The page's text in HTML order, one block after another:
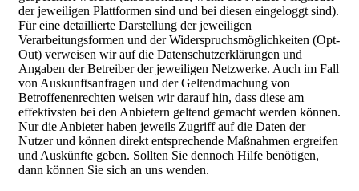
der jeweiligen Plattformen sind und bei diesen eingeloggt sind).
Für eine detaillierte Darstellung der jeweiligen
Verarbeitungsformen und der Widerspruchsmöglichkeiten (Opt-
Out) verweisen wir auf die Datenschutzerklärungen und
Angaben der Betreiber der jeweiligen Netzwerke. Auch im Fall
von Auskunftsanfragen und der Geltendmachung von
Betroffenenrechten weisen wir darauf hin, dass diese am
effektivsten bei den Anbietern geltend gemacht werden können.
Nur die Anbieter haben jeweils Zugriff auf die Daten der
Nutzer und können direkt entsprechende Maßnahmen ergreifen
und Auskünfte geben. Sollten Sie dennoch Hilfe benötigen,
dann können Sie sich an uns wenden.